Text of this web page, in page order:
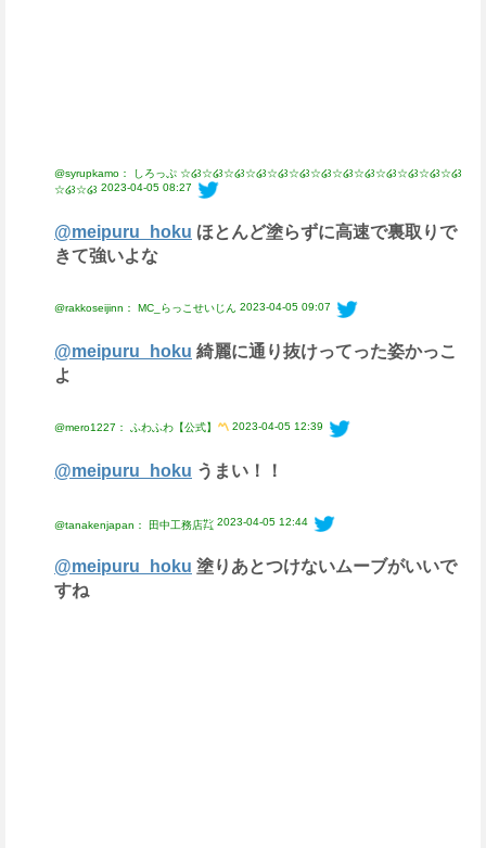
@syrupkamo： しろっぷ ☆໒꒱☆໒꒱☆໒꒱☆໒꒱☆໒꒱☆໒꒱☆໒꒱☆໒꒱☆໒꒱☆໒꒱☆໒꒱☆໒꒱☆໒꒱
☆໒꒱☆໒꒱ 2023-04-05 08:27
@meipuru_hoku ほとんど塗らずに高速で裏取りで
きて強いよな
@rakkoseijinn： MC_らっこせいじん 2023-04-05 09:07
@meipuru_hoku 綺麗に通り抜けってった姿かっこ
よ
@mero1227： ふわふわ【公式】 2023-04-05 12:39
@meipuru_hoku うまい！！
@tanakenjapan： 田中工務店㌠ 2023-04-05 12:44
@meipuru_hoku 塗りあとつけないムーブがいいで
すね